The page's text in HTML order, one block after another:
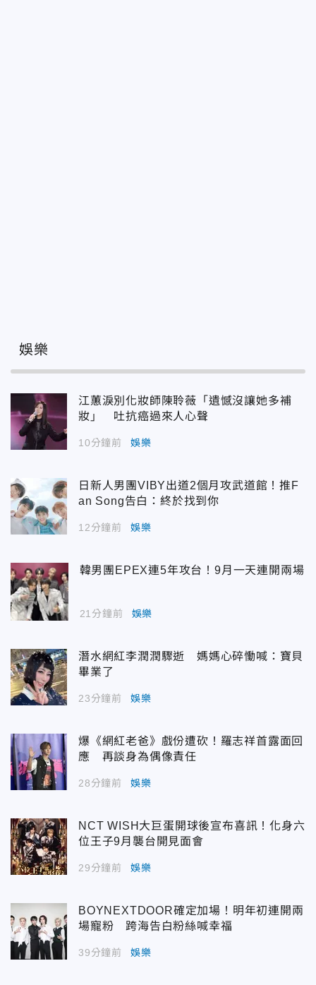
娛樂
江蕙淚別化妝師陳聆薇「遺憾沒讓她多補
妝」 吐抗癌過來人心聲
10分鐘前 娛樂
日新人男團VIBY出道2個月攻武道館！推F
an Song告白：終於找到你
12分鐘前 娛樂
韓男團EPEX連5年攻台！9月一天連開兩場
21分鐘前 娛樂
潛水網紅李潤潤驟逝 媽媽心碎慟喊：寶貝
畢業了
23分鐘前 娛樂
爆《網紅老爸》戲份遭砍！羅志祥首露面回
應 再談身為偶像責任
28分鐘前 娛樂
NCT WISH大巨蛋開球後宣布喜訊！化身六
位王子9月襲台開見面會
29分鐘前 娛樂
BOYNEXTDOOR確定加場！明年初連開兩
場寵粉 跨海告白粉絲喊幸福
39分鐘前 娛樂